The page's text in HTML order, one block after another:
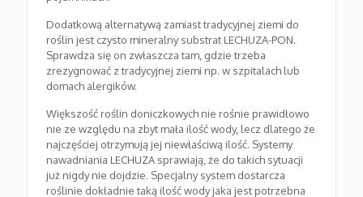
Dodatkową alternatywą zamiast tradycyjnej ziemi do
roślin jest czysto mineralny substrat LECHUZA-PON.
Sprawdza się on zwłaszcza tam, gdzie trzeba
zrezygnować z tradycyjnej ziemi np. w szpitalach lub
domach alergików.
Większość roślin doniczkowych nie rośnie prawidłowo
nie ze względu na zbyt mała ilość wody, lecz dlatego że
najczęściej otrzymują jej niewłaściwą ilość. Systemy
nawadniania LECHUZA sprawiają, że do takich sytuacji
już nigdy nie dojdzie. Specjalny system dostarcza
roślinie dokładnie taką ilość wody jaka jest potrzebna